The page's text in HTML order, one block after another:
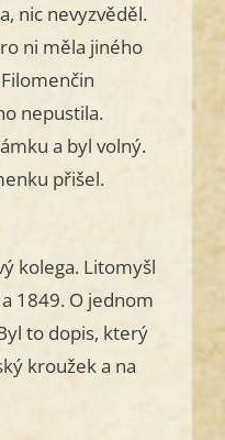
nic nevyzvěděl.
ni měla jiného
nepustila.
a byl volný.
přišel.
kolega. Litomyšl
1849. O jednom
to dopis, který
kroužek a na